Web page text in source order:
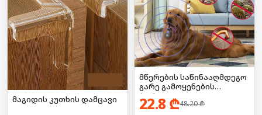
მაგიდის კუთხის დამცავი
მწერების საწინააღმდეგო
გარე გამოყენების
პორტატული
დამაფრთხობელი
22.8 ₾48.20₾